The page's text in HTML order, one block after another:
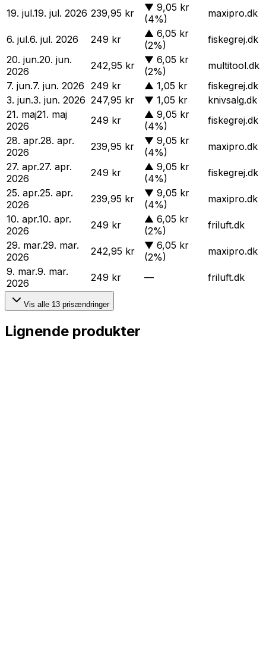
19. jul.19. jul. 2026 239,95 kr ▼ 9,05 kr
(4%)
maxipro.dk
6. jul.6. jul. 2026 249 kr ▲ 6,05 kr
(2%)
fiskegrej.dk
20. jun.20. jun.
2026
242,95 kr ▼ 6,05 kr
(2%)
multitool.dk
7. jun.7. jun. 2026 249 kr ▲ 1,05 kr
fiskegrej.dk
3. jun.3. jun. 2026 247,95 kr ▼ 1,05 kr
knivsalg.dk
21. maj21. maj
2026
249 kr ▲ 9,05 kr
(4%)
fiskegrej.dk
28. apr.28. apr.
2026
239,95 kr ▼ 9,05 kr
(4%)
maxipro.dk
27. apr.27. apr.
2026
249 kr ▲ 9,05 kr
(4%)
fiskegrej.dk
25. apr.25. apr.
2026
239,95 kr ▼ 9,05 kr
(4%)
maxipro.dk
10. apr.10. apr.
2026
249 kr ▲ 6,05 kr
(2%)
friluft.dk
29. mar.29. mar.
2026
242,95 kr ▼ 6,05 kr
(2%)
maxipro.dk
9. mar.9. mar.
2026
249 kr — friluft.dk
Vis alle 13 prisændringer
Lignende produkter